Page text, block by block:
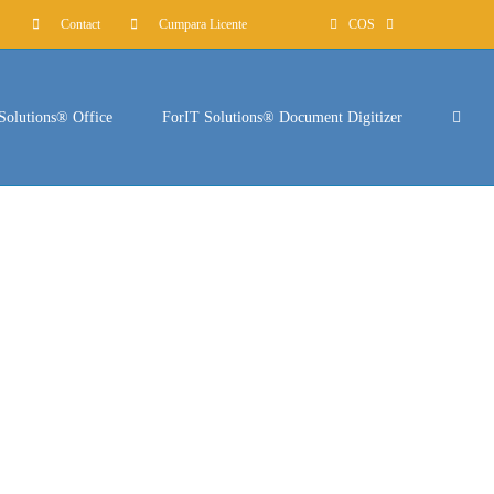
Contact Cumpara Licente COS
Office ForIT Solutions® Document Digitizer